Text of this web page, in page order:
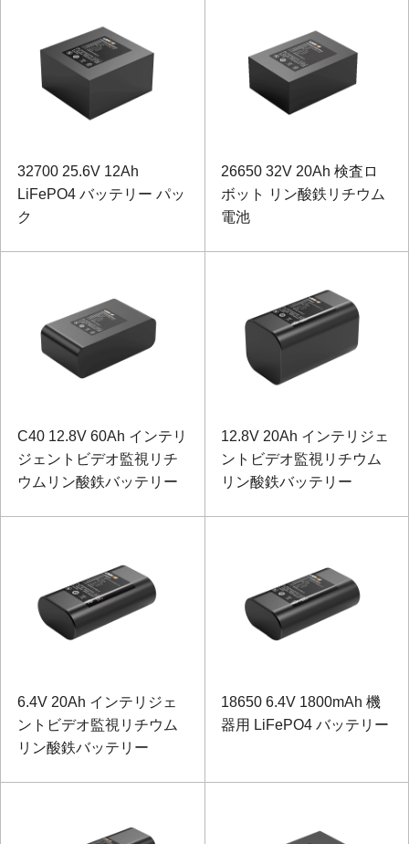
32700 25.6V 12Ah
LiFePO4 バッテリー パッ
ク
26650 32V 20Ah 検査ロ
ボット リン酸鉄リチウム
電池
C40 12.8V 60Ah インテリ
ジェントビデオ監視リチ
ウムリン酸鉄バッテリー
12.8V 20Ah インテリジェ
ントビデオ監視リチウム
リン酸鉄バッテリー
6.4V 20Ah インテリジェ
ントビデオ監視リチウム
リン酸鉄バッテリー
18650 6.4V 1800mAh 機
器用 LiFePO4 バッテリー